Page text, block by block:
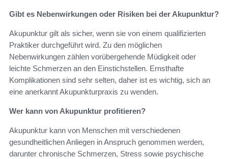
Gibt es Nebenwirkungen oder Risiken bei der Akupunktur?
Akupunktur gilt als sicher, wenn sie von einem qualifizierten
Praktiker durchgeführt wird. Zu den möglichen
Nebenwirkungen zählen vorübergehende Müdigkeit oder
leichte Schmerzen an den Einstichstellen. Ernsthafte
Komplikationen sind sehr selten, daher ist es wichtig, sich an
eine anerkannt Akupunkturpraxis zu wenden.
Wer kann von Akupunktur profitieren?
Akupunktur kann von Menschen mit verschiedenen
gesundheitlichen Anliegen in Anspruch genommen werden,
darunter chronische Schmerzen, Stress sowie psychische